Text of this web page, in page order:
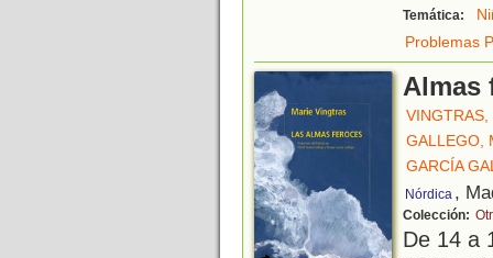
Temática:
Problemas
Almas
VINGTRAS,
GALLEGO,
GARCÍA
Nórdica ,
Colección:
De 14 a